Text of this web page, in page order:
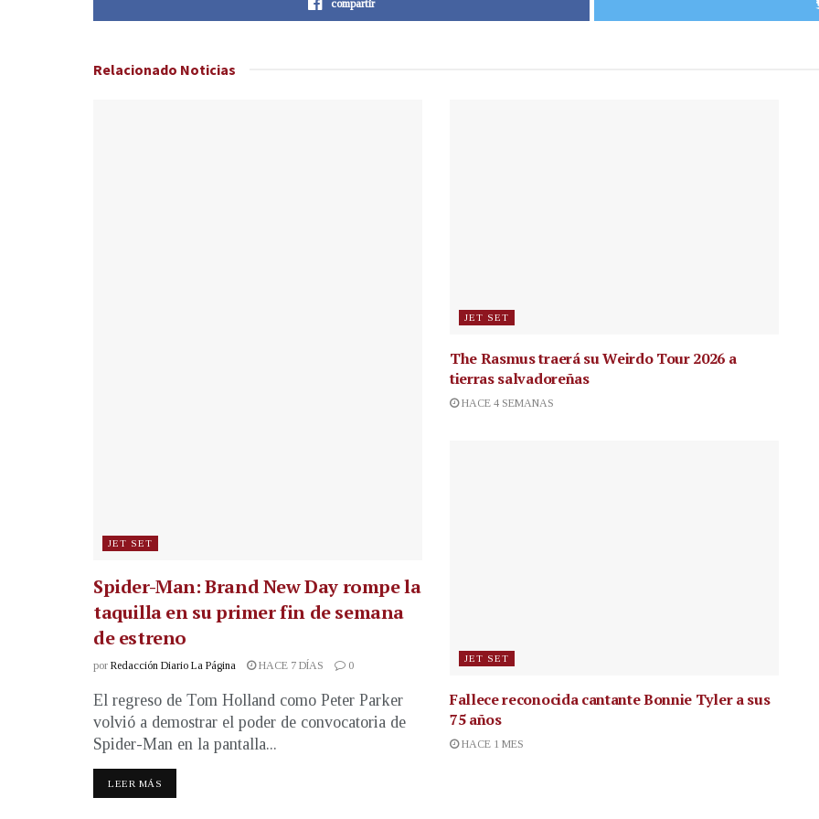
compartir
Relacionado Noticias
JET SET
Spider-Man: Brand New Day rompe la
taquilla en su primer fin de semana
de estreno
por Redacción Diario La Página HACE 7 DÍAS 0
El regreso de Tom Holland como Peter Parker
volvió a demostrar el poder de convocatoria de
Spider-Man en la pantalla...
LEER MÁS
JET SET
The Rasmus traerá su Weirdo Tour 2026 a
tierras salvadoreñas
HACE 4 SEMANAS
JET SET
Fallece reconocida cantanteBonnie Tyler a sus
75 años
HACE 1 MES